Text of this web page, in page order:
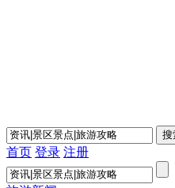
首页 登录 注册